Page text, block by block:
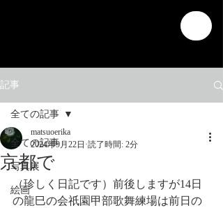
記事
全ての記事
写真展
絵画
全ての記事
京都で
matsuoerika
2024年9月22日 読了時間: 2分
（珍しく日記です）前後しますが14日
の龍巳の会祇園甲部歌舞練場は前日の